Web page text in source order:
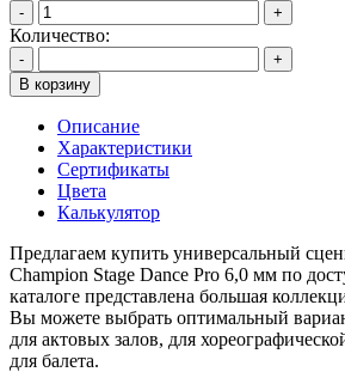
- +
Количество:
-
+
В корзину
Описание
Характеристики
Сертификаты
Цвета
Калькулятор
Предлагаем купить универсальный
Champion Stage Dance Pro 6,0 мм по
каталоге представлена большая
Вы можете выбрать оптимальный
для актовых залов, для
для балета.